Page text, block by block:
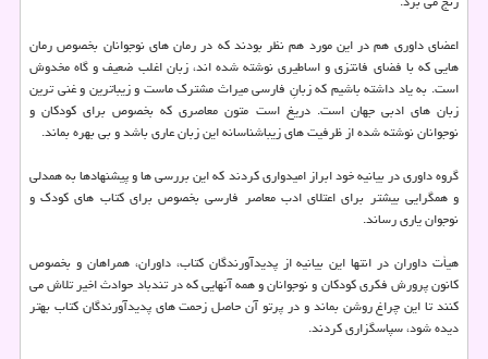
اعضای داوری هم در این مورد هم نظر بودند که در رمان های نوجوانان بخصوص رمان
هایی که با فضای فانتزی و اساطیری نوشته شده اند، زبان اغلب ضعیف و گاه مخدوش
است. به یاد داشته باشیم که زبانِ فارسی میراث مشترک ماست و زیباترین و غنی ترین
زبان های ادبی جهان است. دریغ است متون معاصری که بخصوص برای کودکان و
نوجوانان نوشته شده از ظرفیت های زیباشناسانه این زبان عاری باشد و بی بهره بماند.
گروه داوری در بیانیه خود ابراز امیدواری کردند که این بررسی ها و پیشنهادها به همدلی
و همگرایی بیشتر برای اعتلای ادب معاصر فارسی بخصوص برای کتاب های کودک و
نوجوان یاری رساند.
هیأت داوران در انتها این بیانیه از پدیدآورندگان کتاب، داوران، همراهان و بخصوص
کانون پرورش فکری کودکان و نوجوانان و همه آنهایی که در تندباد حوادث اخیر تلاش می
کنند تا این چراغ روشن بماند و در پرتو آن حاصل زحمت های پدیدآورندگان کتاب بهتر
دیده شود، سپاسگزاری کردند.